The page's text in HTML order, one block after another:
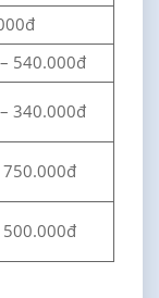
540.000đ
340.000đ